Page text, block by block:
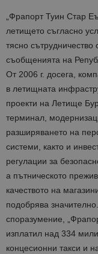
„Фрапорт Туин Стар
летището съгласно
тясно сътрудничество
съобщенията на
От 2006 г. досега,
в летищната
проекти на Летище
терминал,
разширяването на
системи, както и
регулации за
а пътническото
качеството на
подобрява
споразумение,
изплатил над 334
концесионни такси и